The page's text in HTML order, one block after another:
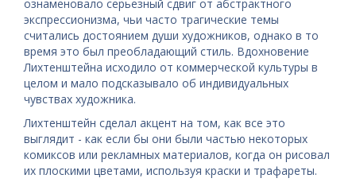
ознаменовало серьезный сдвиг от абстрактного
экспрессионизма, чьи часто трагические темы
считались достоянием души художников, однако в то
время это был преобладающий стиль. Вдохновение
Лихтенштейна исходило от коммерческой культуры в
целом и мало подсказывало об индивидуальных
чувствах художника.
Лихтенштейн сделал акцент на том, как все это
выглядит - как если бы они были частью некоторых
комиксов или рекламных материалов, когда он рисовал
их плоскими цветами, используя краски и трафареты.